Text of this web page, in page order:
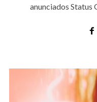
anunciados Status